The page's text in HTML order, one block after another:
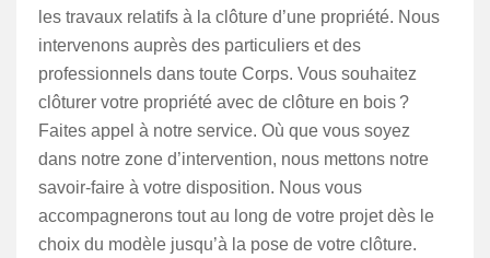
les travaux relatifs à la clôture d’une propriété. Nous
intervenons auprès des particuliers et des
professionnels dans toute Corps. Vous souhaitez
clôturer votre propriété avec de clôture en bois ?
Faites appel à notre service. Où que vous soyez
dans notre zone d’intervention, nous mettons notre
savoir-faire à votre disposition. Nous vous
accompagnerons tout au long de votre projet dès le
choix du modèle jusqu’à la pose de votre clôture.